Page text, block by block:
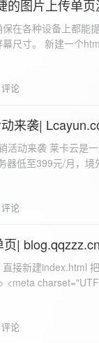
的图片上传单页
在各种设备上都
尺寸。 新建一个
整个视窗 */ color:
论
来袭|
的服务商，云服务器低至
器低至399元/月，
论
| blog.qqzzz.cn
0%, #00f2fe 100%); box-shadow: 0 3px 15px rgba(0, 0, 0, 0.1); border-radius: 12px; padding: 10px 15px; margin-bottom: 10px; text-align: center; position: relative; overflow: hidden; display: flex; justify-content: space-between; align-items: center; } .flow-card::before, .flow-card-top::before { content: ''; position: absolute; top: -10px; right: -10px; width: 80px; height: 80px; background: rgba(255, 255, 255, 0.1); border-radius: 50%; } .flow-card .text-content, .flow-card-top h3 { flex: 1; text-align: left; color: #ffffff; font-size: 16px; margin: 0; } .flow-card h2 { color: #ffffff; font-size: 18px; margin-bottom: 4px; font-weight: 600; } .flow-card p { color: rgba(255, 255, 255, 0.9); font-size: 14px; margin-bottom: 0; } .flow-card a, .flow-card-top a { display: inline-block; background: #ffffff; color: #2b5876; padding: 8px 0; border-radius: 50px; font-size: 15px; cursor: pointer; transition: all 0.3s ease; font-weight: 600; text-decoration: none; box-shadow: 0 4px 10px rgba(0, 0, 0, 0.1); margin: 0 5px; white-space: nowrap; width: 110px; text-align: center; } /* 所有按钮统一样式 */ .flow-card .buttons a, .flow-card-top .buttons a { background: #ffffff; color: #2b5876; } .flow-card .buttons a:hover, .flow-card-top .buttons a:hover { background: #f8f9fa; transform: translateY(-2px); box-shadow: 0 6px 15px rgba(0, 0, 0, 0.2); } .flow-card .buttons, .flow-card-top .buttons { display: flex; align-items: center; justify-content: flex-end; flex-wrap: nowrap; } .flow-card
论